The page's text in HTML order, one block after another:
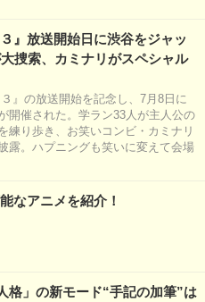
』放送開始日に渋谷をジャッ
捜索、カミナリがスペシャル
』の放送開始を記念し、7月8日に
開催された。学ラン33人が主人公の
練り歩き、お笑いコンビ・カミナリ
露。ハプニングも笑いに変えて会場
なアニメを紹介！
格」の新モード“手記の加筆”は